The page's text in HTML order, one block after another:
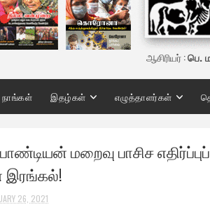
ஆசிரியர் :பெ.
நாங்கள் இதழ்கள் எழுத்தாளர்கள்
மறைவு பாசிச எதிர்ப்புப்
இரங்கல்!
26, 2021